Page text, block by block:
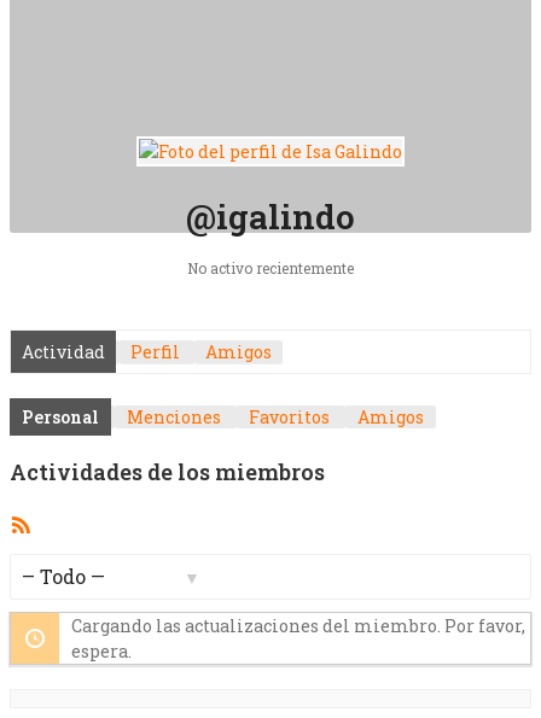
@igalindo
No activo recientemente
Actividad Perfil Amigos
Personal Menciones Favoritos Amigos
Actividades de los miembros
Cargando las actualizaciones del miembro. Por favor,
espera.